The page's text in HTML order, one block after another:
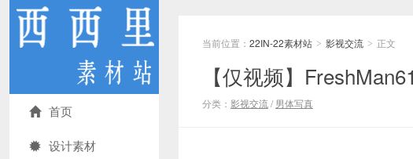
首页
设计素材
当前位置： 22IN-22素材站 > 影视交流 > 正文
【仅视频】
分类： 影视交流 / 男体写真